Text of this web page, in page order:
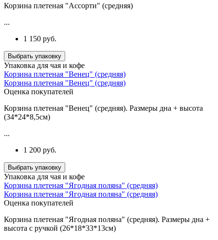
Корзина плетеная "Ассорти" (средняя)
...
1 150 руб.
Выбрать упаковку
Упаковка для чая и кофе
Корзина плетеная "Венец" (средняя)
Корзина плетеная "Венец" (средняя)
Оценка покупателей
Корзина плетеная "Венец" (средняя). Размеры дна + высота
(34*24*8,5см)
...
1 200 руб.
Выбрать упаковку
Упаковка для чая и кофе
Корзина плетеная "Ягодная поляна" (средняя)
Корзина плетеная "Ягодная поляна" (средняя)
Оценка покупателей
Корзина плетеная "Ягодная поляна" (средняя). Размеры дна +
высота с ручкой (26*18*33*13см)